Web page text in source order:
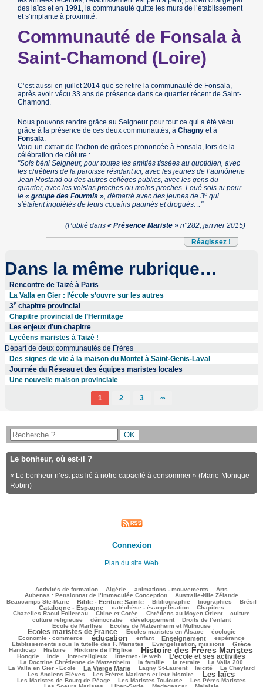
des laïcs et en 1991, la communauté quitte les murs de l’établissement
et s’implante à proximité.
Communauté de Fonsala à
Saint-Chamond (Loire)
C’est aussi en juillet 2014 que se retire la communauté de Fonsala,
après avoir vécu 33 ans de présence dans ce quartier récent de Saint-
Chamond.
Nous pouvons rendre grâce au Seigneur pour tout ce qui a été vécu
grâce à la présence de ces deux communautés, àChagnyet à
Fonsala
Voici un extrait de l’action de grâces prononcée à Fonsala, lors de la
célébration de clôture :
"Sois béni Seigneur, pour toutes les amitiés tissées au quotidien, avec
les chrétiens de la paroisse résidant ici, avec les jeunes de l’aumônerie
Jean Rostand ou des autres collèges publics, avec les gens du
quartier, avec les voisins proches ou moins proches. Loué sois-tu pour
le« groupe des Fourmis » , démarré avec des jeunes de 3e qui
s’étaient inquiétés de leurs copains paumés et drogués…"
(Publié dans « Présence Mariste »n°282, janvier 2015)
Réagissez !
Dans la même rubrique…
Rencontre de Taizé à Paris
La Valla en Gier : l’école s’ouvre sur les autres
3echapitre provincial
Chapitre provincial de l’Hermitage
Les enjeux d’un chapitre
Lycéens maristes à Taizé !
Départ de deux communautés de Frères
Des signes de vie à la maison du Montet à Saint-Genis-Laval
Journée du Réseau et des équipes maristes locales
Une nouvelle maison provinciale
1 2 3 ∞
Le bonheur, où est-il ?
« Le bonheur n’est pas lié à notre capacité à consommer » (Marie-Monique
Robin)
Connexion
Plan du site Web
Activités de formation Algérie animations - mouvements Arts
Aubenas : Pensionnat de l’Immaculée Conception
54/2411 Australie-Nlle Zélande
73/2411
Beaucamps Ste-Marie
520/2411 Bible - Ecriture Sainte
39/2411 Bibliographie
401/2411 biographies
105/2411 Brésil
695/2411
Catalogne - Espagne catéchèse - évangélisation Chapitres
Chazelles Raoul Follereau
99/2411 Chine et Corée
236/2411 Chrétiens au Moyen Orient
279/2411 culture
30/2411
culture religieuse
démocratie développement Droits de l’enfant
Ecole de Marlhes
Ecoles de Matzenheim et Mulhouse
Ecoles maristes de France
170/2411 Ecoles maristes en Alsace
357/2411 écologie
103/2411
Economie - commerce
1224/2411 éducation
117/2411 enfant
600/2411 Enseignement
180/2411 espérance
65/2411
Etablissements sous la tutelle des F. Maristes
166/2411 Evangélisation, missions
759/2411 Grèce
55/2411
Handicap
196/2411 Histoire
661/2411 Histoire de l’Eglise
1377/2411 Histoire des Frères Maristes
109/2411
Hongrie
29/2411 Inde
72/2411 Inter-religieux
162/2411 Internet - le web
915/2411 L’école et ses activités
38/2411
La Doctrine Chrétienne de Matzenheim
271/2411 la famille
87/2411 la retraite
26/2411 La Valla 200
91/2411
La Valla en Gier - Ecole
612/2411 La Vierge Marie
291/2411 Lagny St-Laurent
264/2411 laïcité
224/2411 Le Cheylard
52/2411
Les Anciens Elèves
113/2411 Les Frères Maristes et leur histoire
1275/2411 Les laïcs
445/2411
Les Maristes de Bourg de Péage
186/2411 Les Maristes Toulouse
468/2411 Les Pères Maristes
393/2411